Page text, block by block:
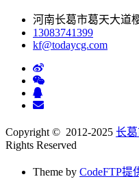
河南长葛市葛天大道
13083741399
kf@todaycg.com
Copyright © 2012-2025 长
Rights Reserved
Theme by CodeFTP提